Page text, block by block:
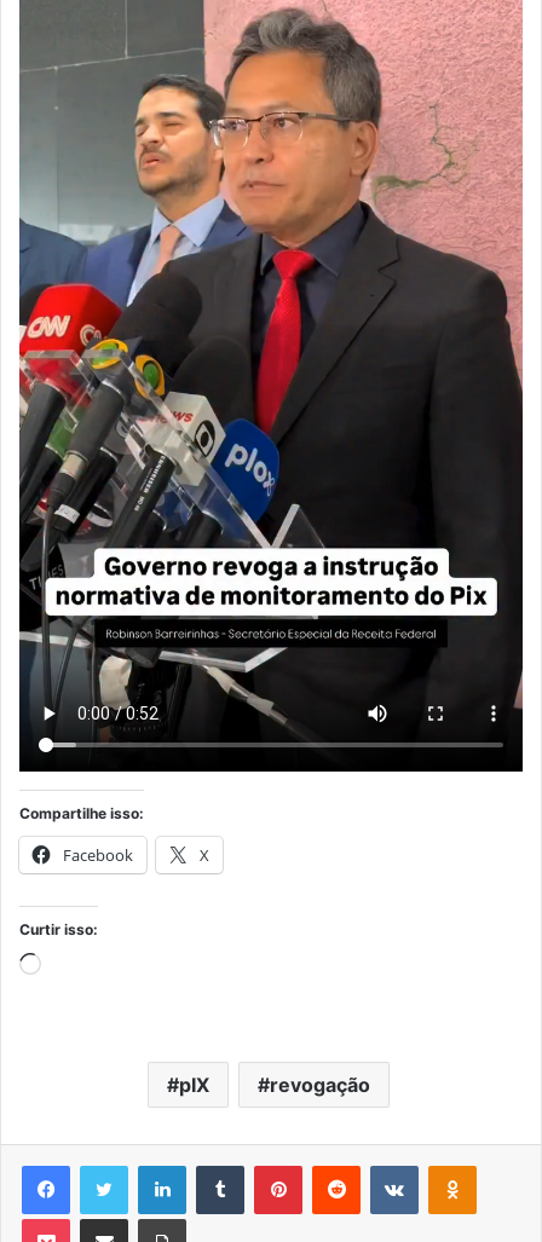
Compartilhe isso:
Facebook X
Curtir isso:
Carregando...
pIX revogação
FacebookTwitter LinkedinTumblr PinterestReddit VK OK
Pocket Compartilhar via e-mail Imprimir